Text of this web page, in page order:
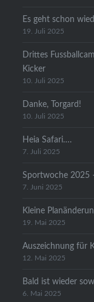
Es geht schon
19. Juli 2025
Drittes
Kicker
10. Juli 2025
Danke, Torgard!
10. Juli 2025
Heia Safari….
7. Juli 2025
Sportwoche 2025
7. Juni 2025
Kleine
19. Mai 2025
Auszeichnung für
12. Mai 2025
Bald ist wieder
6. Mai 2025